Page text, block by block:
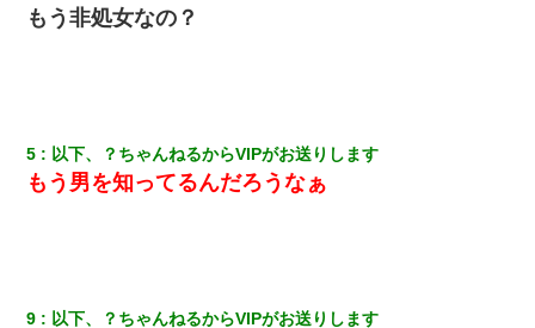
小2の頃、妹と昼寝してたら家が火事になってて気づくと逃げ場が
17年飼っていた犬が亡くなった。鼻水垂らし嗚咽する私に、猫が
近づいて頭突きをしてきて…
もう非処女なの？
5 以下、？ちゃんねるからVIPがお送りします
もう男を知ってるんだろうなぁ
9 以下、？ちゃんねるからVIPがお送りします